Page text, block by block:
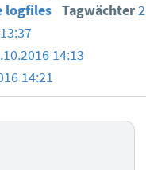
logfiles Tagwächter
14:13
14:21